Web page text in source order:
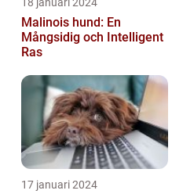
Malinois hund: En
Mångsidig och Intelligent
Ras
17 januari 2024